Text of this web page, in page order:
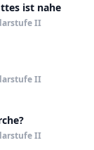
ist nahe
II
II
II